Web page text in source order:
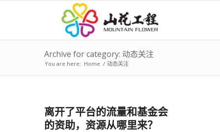
Archive for category: 动态关注
You are here: Home / 动态关注
离开了平台的流量和基金会
的资助，资源从哪里来？